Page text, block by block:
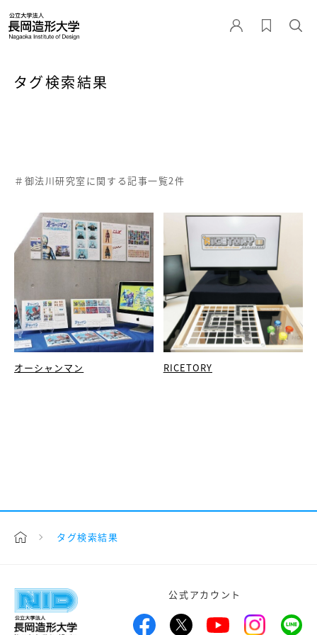
タグ検索結果
＃御法川研究室に関する記事一覧2件
オーシャンマン RICETORY
タグ検索結果
公式アカウント